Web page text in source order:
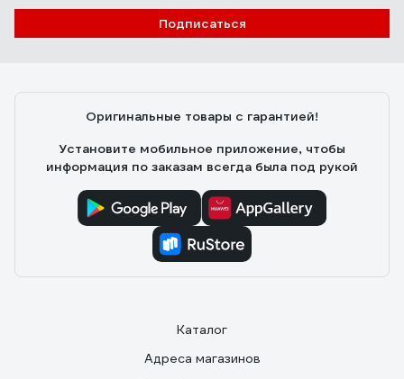
Подписаться
Оригинальные товары с гарантией!
Установите мобильное приложение, чтобы
информация по заказам всегда была под рукой
Каталог
Адреса магазинов